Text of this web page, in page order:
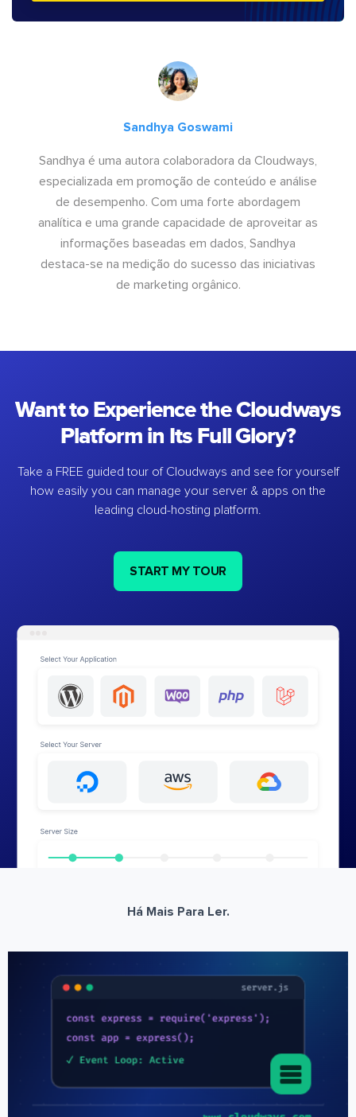
Sandhya Goswami
Sandhya é uma autora colaboradora da Cloudways,
especializada em promoção de conteúdo e análise
de desempenho. Com uma forte abordagem
analítica e uma grande capacidade de aproveitar as
informações baseadas em dados, Sandhya
destaca-se na medição do sucesso das iniciativas
de marketing orgânico.
Want to Experience the Cloudways
Platform in Its Full Glory?
Take a FREE guided tour of Cloudways and see for yourself
how easily you can manage your server & apps on the
leading cloud-hosting platform.
START MY TOUR
Há Mais Para Ler.